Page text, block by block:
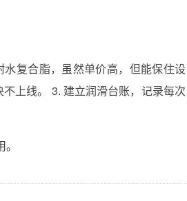
复合脂，虽然单价高，但能保住设
上线。 3. 建立润滑台账，记录每次